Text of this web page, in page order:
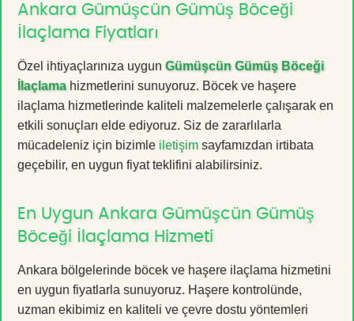
Ankara Gümüşcün Gümüş Böceği
İlaçlama Fiyatları
Özel ihtiyaçlarınıza uygun Gümüşcün Gümüş Böceği
İlaçlamahizmetlerini sunuyoruz. Böcek ve haşere
ilaçlama hizmetlerinde kaliteli malzemelerle çalışarak en
etkili sonuçları elde ediyoruz. Siz de zararlılarla
mücadeleniz için bizimle iletişim sayfamızdan irtibata
geçebilir, en uygun fiyat teklifini alabilirsiniz.
En Uygun Ankara Gümüşcün Gümüş
Böceği İlaçlama Hizmeti
Ankara bölgelerinde böcek ve haşere ilaçlama hizmetini
en uygun fiyatlarla sunuyoruz. Haşere kontrolünde,
uzman ekibimiz en kaliteli ve çevre dostu yöntemleri